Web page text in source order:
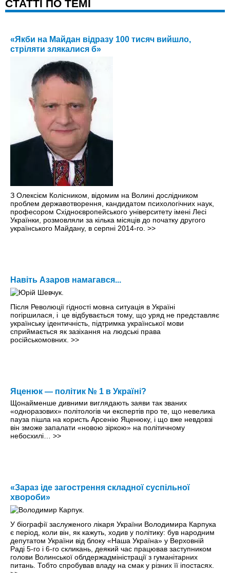
CТАТТІ ПО ТЕМІ
«Якби на Майдан відразу 100 тисяч вийшло,
стріляти злякалися б»
З Олексієм Колісником, відомим на Волині дослідником
проблем державотворення, кандидатом психологічних наук,
професором Східноєвропейського університету імені Лесі
Українки, розмовляли за кілька місяців до початку другого
українського Майдану, в серпні 2014-го. >>
Навіть Азаров намагався...
Після Революції гідності мовна ситуація в Україні
погіршилася, і це відбувається тому, що уряд не представляє
українську ідентичність, підтримка української мови
сприймається як зазіхання на людські права
російськомовних. >>
Яценюк — політик № 1 в Україні?
Щонайменше дивними виглядають заяви так званих
«одноразових» політологів чи експертів про те, що невелика
пауза пішла на користь Арсенію Яценюку, і що вже невдовзі
він зможе запалати «новою зіркою» на політичному
небосхилі… >>
«Зараз іде загострення складної суспільної
хвороби»
У біографії заслуженого лікаря України Володимира Карпука
є період, коли він, як кажуть, ходив у політику: був народним
депутатом України від блоку «Наша Україна» у Верховній
Раді 5-го і 6-го скликань, деякий час працював заступником
голови Волинської облдержадміністрації з гуманітарних
питань. Тобто спробував владу на смак у різних її іпостасях.